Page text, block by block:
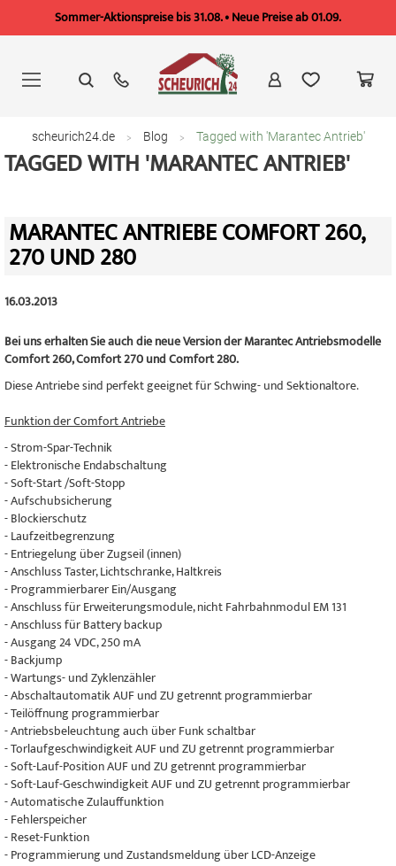
Sommer-Aktionspreise bis 31.08. • Neue Preise ab 01.09.
springen
scheurich24.de Blog Tagged with 'Marantec Antrieb'
TAGGED WITH 'MARANTEC ANTRIEB'
MARANTEC ANTRIEBE COMFORT 260,
270 UND 280
16.03.2013
Bei uns erhalten Sie auch die neue Version der Marantec Antriebsmodelle
Comfort 260, Comfort 270 und Comfort 280.
Diese Antriebe sind perfekt geeignet für Schwing- und Sektionaltore.
Funktion der Comfort Antriebe
- Strom-Spar-Technik
- Elektronische Endabschaltung
- Soft-Start /Soft-Stopp
- Aufschubsicherung
- Blockierschutz
- Laufzeitbegrenzung
- Entriegelung über Zugseil (innen)
- Anschluss Taster, Lichtschranke, Haltkreis
- Programmierbarer Ein/Ausgang
- Anschluss für Erweiterungsmodule, nicht Fahrbahnmodul EM 131
- Anschluss für Battery backup
- Ausgang 24 VDC, 250 mA
- Backjump
- Wartungs- und Zyklenzähler
- Abschaltautomatik AUF und ZU getrennt programmierbar
- Teilöffnung programmierbar
- Antriebsbeleuchtung auch über Funk schaltbar
- Torlaufgeschwindigkeit AUF und ZU getrennt programmierbar
- Soft-Lauf-Position AUF und ZU getrennt programmierbar
- Soft-Lauf-Geschwindigkeit AUF und ZU getrennt programmierbar
- Automatische Zulauffunktion
- Fehlerspeicher
- Reset-Funktion
- Programmierung und Zustandsmeldung über LCD-Anzeige